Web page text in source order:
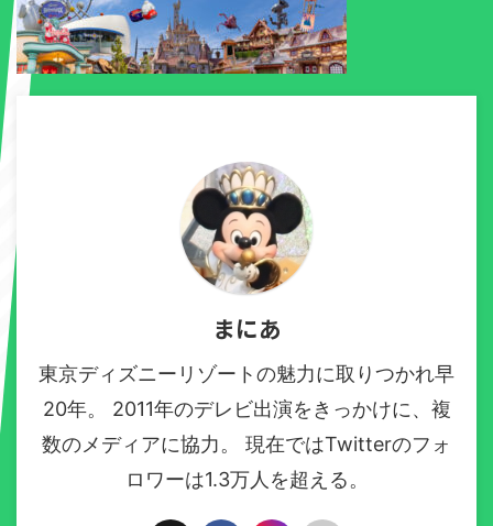
まにあ
東京ディズニーリゾートの魅力に取りつかれ早
20年。 2011年のデレビ出演をきっかけに、複
数のメディアに協力。 現在ではTwitterのフォ
ロワーは1.3万人を超える。